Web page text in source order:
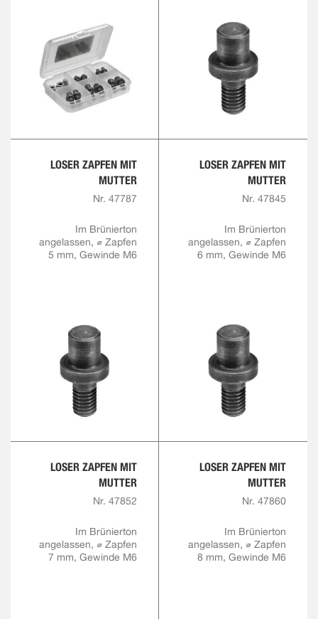
LOSER ZAPFEN MIT
MUTTER
Nr. 47787
Im Brünierton
angelassen, ⌀ Zapfen
5 mm, Gewinde M6
LOSER ZAPFEN MIT
MUTTER
Nr. 47845
Im Brünierton
angelassen, ⌀ Zapfen
6 mm, Gewinde M6
LOSER ZAPFEN MIT
MUTTER
Nr. 47852
Im Brünierton
angelassen, ⌀ Zapfen
7 mm, Gewinde M6
LOSER ZAPFEN MIT
MUTTER
Nr. 47860
Im Brünierton
angelassen, ⌀ Zapfen
8 mm, Gewinde M6